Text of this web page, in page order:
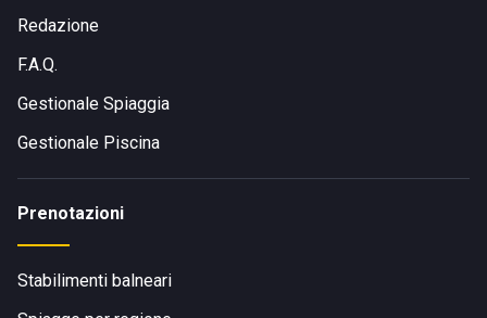
Redazione
F.A.Q.
Gestionale Spiaggia
Gestionale Piscina
Prenotazioni
Stabilimenti balneari